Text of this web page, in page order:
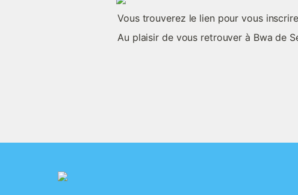
Vous trouverez le lien pour vous
Au plaisir de vous retrouver à Bwa de